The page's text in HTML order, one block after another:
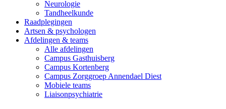
Neurologie
Tandheelkunde
Raadplegingen
Artsen & psychologen
Afdelingen & teams
Alle afdelingen
Campus Gasthuisberg
Campus Kortenberg
Campus Zorggroep Annendael Diest
Mobiele teams
Liaisonpsychiatrie